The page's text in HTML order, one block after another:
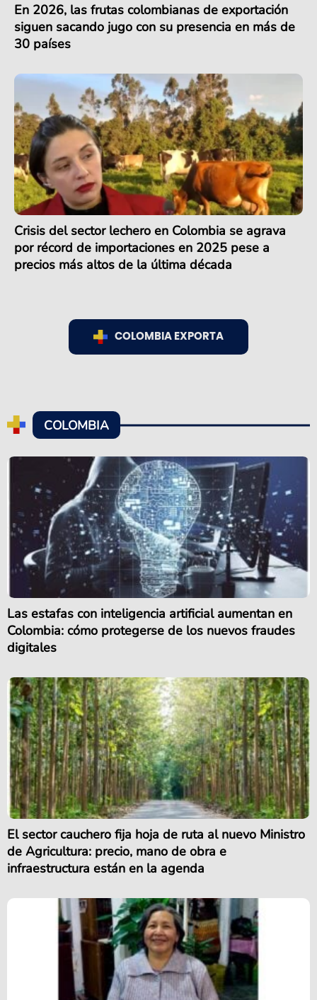
En 2026, las frutas colombianas de exportación
siguen sacando jugo con su presencia en más de
30 países
Crisis del sector lechero en Colombia se agrava
por récord de importaciones en 2025 pese a
precios más altos de la última década
COLOMBIA EXPORTA
COLOMBIA
Las estafas con inteligencia artificial aumentan en
Colombia: cómo protegerse de los nuevos fraudes
digitales
El sector cauchero fija hoja de ruta al nuevo Ministro
de Agricultura: precio, mano de obra e
infraestructura están en la agenda